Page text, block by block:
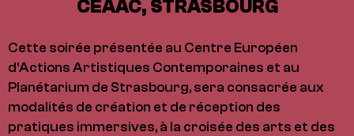
CEAAC, STRASBOURG
Cette soirée présentée au Centre Européen
d'Actions Artistiques Contemporaines et au
Planétarium de Strasbourg, sera consacrée aux
modalités de création et de réception des
pratiques immersives, à la croisée des arts et des